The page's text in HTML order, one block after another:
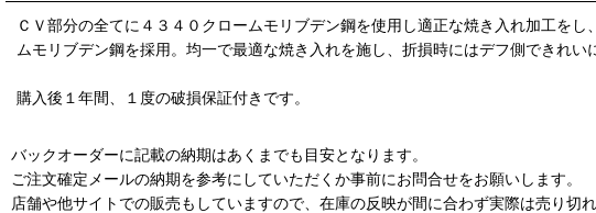
ＣＶ部分の全てに４３４０クロームモリブデン鋼を使用し適正な焼き入れ加工を
ムモリブデン鋼を採用。均一で最適な焼き入れを施し、折損時にはデフ側できれ
購入後１年間、１度の破損保証付きです。
バックオーダーに記載の納期はあくまでも目安となります。
ご注文確定メールの納期を参考にしていただくか事前にお問合せをお願いします。
店舗や他サイトでの販売もしていますので、在庫の反映が間に合わず実際は売り切